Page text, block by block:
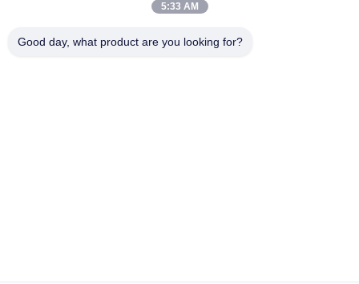
Phòng 603, Tòa nhà Văn phòng Khách sạn Liêu Ninh, Quận
5:33 AM
Good day, what product are you looking for?